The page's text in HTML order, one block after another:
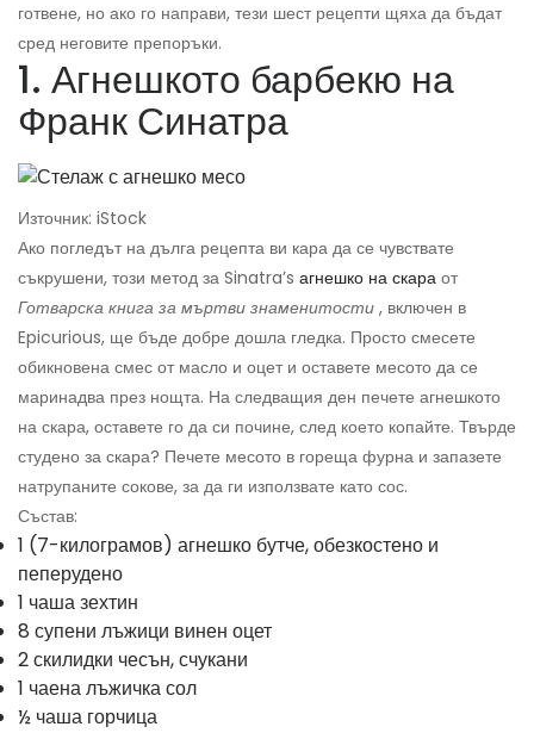
готвене, но ако го направи, тези шест рецепти щяха да бъдат
сред неговите препоръки.
1. Агнешкото барбекю на
Франк Синатра
Източник: iStock
Ако погледът на дълга рецепта ви кара да се чувствате
съкрушени, този метод за Sinatra’s агнешко на скара от
Готварска книга за мъртви знаменитости , включен в
Epicurious, ще бъде добре дошла гледка. Просто смесете
обикновена смес от масло и оцет и оставете месото да се
маринадва през нощта. На следващия ден печете агнешкото
на скара, оставете го да си почине, след което копайте. Твърде
студено за скара? Печете месото в гореща фурна и запазете
натрупаните сокове, за да ги използвате като сос.
Състав:
1 (7-килограмов) агнешко бутче, обезкостено и
пеперудено
1 чаша зехтин
8 супени лъжици винен оцет
2 скилидки чесън, счукани
1 чаена лъжичка сол
½ чаша горчица